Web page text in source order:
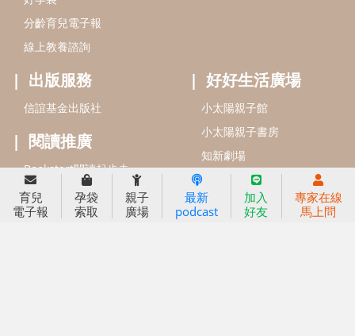
信誼基金會
信誼兒童發展國際研討會
2023信誼年度報告
2024信誼年度報告
2025信誼年度報告
育兒服務
好好育兒
好孕袋
小袋鼠幼師網
育兒
電子報
孕袋
索取
親子
廣場
最新
podcast
加入
好友
專家在線
馬上問